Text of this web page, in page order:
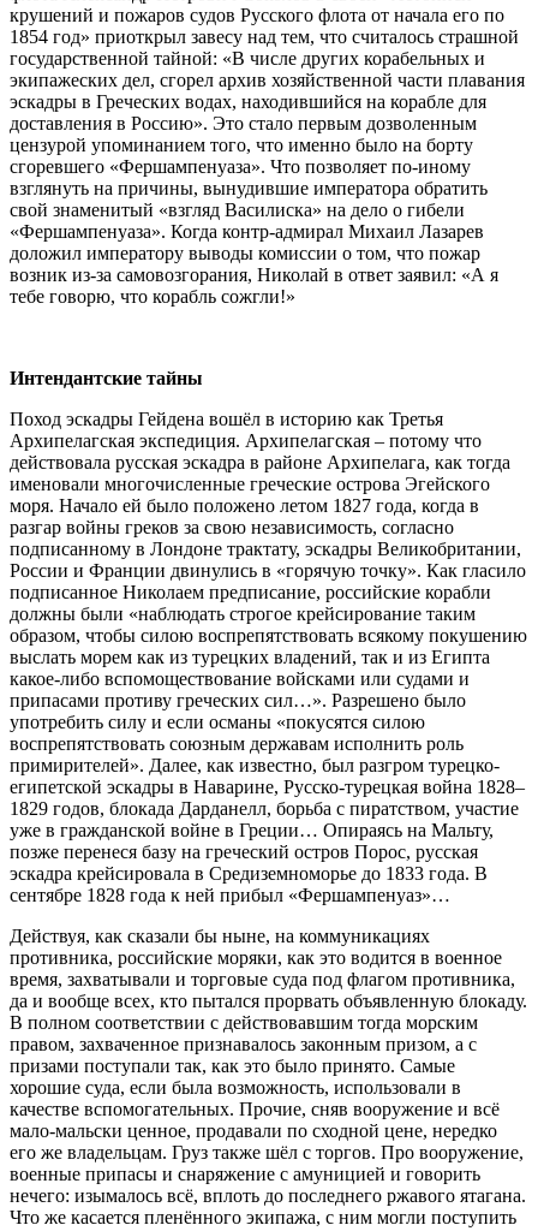
крушений и пожаров судов Русского флота от начала его по
1854 год» приоткрыл завесу над тем, что считалось страшной
государственной тайной: «В числе других корабельных и
экипажеских дел, сгорел архив хозяйственной части плавания
эскадры в Греческих водах, находившийся на корабле для
доставления в Россию». Это стало первым дозволенным
цензурой упоминанием того, что именно было на борту
сгоревшего «Фершампенуаза». Что позволяет по-иному
взглянуть на причины, вынудившие императора обратить
свой знаменитый «взгляд Василиска» на дело о гибели
«Фершампенуаза». Когда контр-адмирал Михаил Лазарев
доложил императору выводы комиссии о том, что пожар
возник из-за самовозгорания, Николай в ответ заявил: «А я
тебе говорю, что корабль сожгли!»
Интендантские тайны
Поход эскадры Гейдена вошёл в историю как Третья
Архипелагская экспедиция. Архипелагская – потому что
действовала русская эскадра в районе Архипелага, как тогда
именовали многочисленные греческие острова Эгейского
моря. Начало ей было положено летом 1827 года, когда в
разгар войны греков за свою независимость, согласно
подписанному в Лондоне трактату, эскадры Великобритании,
России и Франции двинулись в «горячую точку». Как гласило
подписанное Николаем предписание, российские корабли
должны были «наблюдать строгое крейсирование таким
образом, чтобы силою воспрепятствовать всякому покушению
выслать морем как из турецких владений, так и из Египта
какое-либо вспомоществование войсками или судами и
припасами противу греческих сил…». Разрешено было
употребить силу и если османы «покусятся силою
воспрепятствовать союзным державам исполнить роль
примирителей». Далее, как известно, был разгром турецко-
египетской эскадры в Наварине, Русско-турецкая война 1828–
1829 годов, блокада Дарданелл, борьба с пиратством, участие
уже в гражданской войне в Греции… Опираясь на Мальту,
позже перенеся базу на греческий остров Порос, русская
эскадра крейсировала в Средиземноморье до 1833 года. В
сентябре 1828 года к ней прибыл «Фершампенуаз»…
Действуя, как сказали бы ныне, на коммуникациях
противника, российские моряки, как это водится в военное
время, захватывали и торговые суда под флагом противника,
да и вообще всех, кто пытался прорвать объявленную блокаду.
В полном соответствии с действовавшим тогда морским
правом, захваченное признавалось законным призом, а с
призами поступали так, как это было принято. Самые
хорошие суда, если была возможность, использовали в
качестве вспомогательных. Прочие, сняв вооружение и всё
мало-мальски ценное, продавали по сходной цене, нередко
его же владельцам. Груз также шёл с торгов. Про вооружение,
военные припасы и снаряжение с амуницией и говорить
нечего: изымалось всё, вплоть до последнего ржавого ятагана.
Что же касается пленённого экипажа, с ним могли поступить